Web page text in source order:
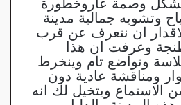
تشكل وصمة عاروخطورة
وتشويه جمالية مدينة
ان نتعرف عن قرب
وعرفت ان هذا
وتواضع تام وينخرط
ومناقشة عادية دون
الاستماع ويتخيل لك انه